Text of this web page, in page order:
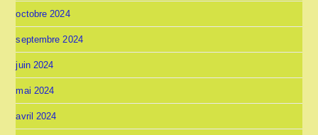
octobre 2024
septembre 2024
juin 2024
mai 2024
avril 2024